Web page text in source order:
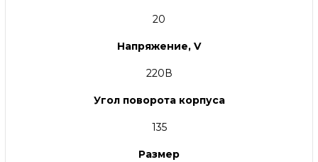
20
Напряжение, V
220В
Угол поворота корпуса
135
Размер